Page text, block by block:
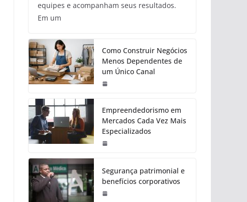
equipes e acompanham seus resultados.
Em um
Como Construir Negócios
Menos Dependentes de
um Único Canal
Empreendedorismo em
Mercados Cada Vez Mais
Especializados
Segurança patrimonial e
benefícios corporativos